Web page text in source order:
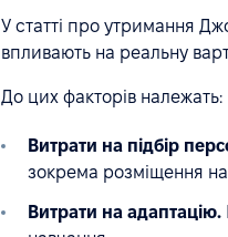
У статті про утримання
впливають на реальну
До цих факторів належать:
Витрати на підбір
зокрема розміщення на
Витрати на адаптацію.